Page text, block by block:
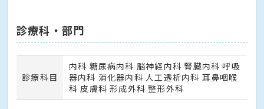
診療科・部門
診療科目
内科 糖尿病内科 脳神経内科 腎臓内科 呼吸
器内科 消化器内科 人工透析内科 耳鼻咽喉
科 皮膚科 形成外科 整形外科